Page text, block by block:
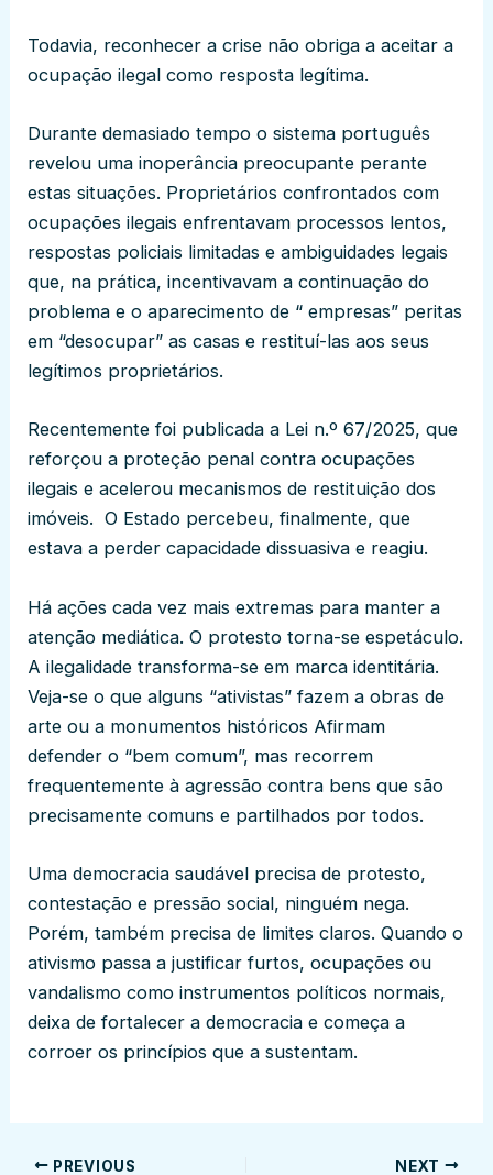
Todavia, reconhecer a crise não obriga a aceitar a
ocupação ilegal como resposta legítima.
Durante demasiado tempo o sistema português
revelou uma inoperância preocupante perante
estas situações. Proprietários confrontados com
ocupações ilegais enfrentavam processos lentos,
respostas policiais limitadas e ambiguidades legais
que, na prática, incentivavam a continuação do
problema e o aparecimento de “ empresas” peritas
em “desocupar” as casas e restituí-las aos seus
legítimos proprietários.
Recentemente foi publicada a Lei n.º 67/2025, que
reforçou a proteção penal contra ocupações
ilegais e acelerou mecanismos de restituição dos
imóveis. O Estado percebeu, finalmente, que
estava a perder capacidade dissuasiva e reagiu.
Há ações cada vez mais extremas para manter a
atenção mediática. O protesto torna-se espetáculo.
A ilegalidade transforma-se em marca identitária.
Veja-se o que alguns “ativistas” fazem a obras de
arte ou a monumentos históricos Afirmam
defender o “bem comum”, mas recorrem
frequentemente à agressão contra bens que são
precisamente comuns e partilhados por todos.
Uma democracia saudável precisa de protesto,
contestação e pressão social, ninguém nega.
Porém, também precisa de limites claros. Quando o
ativismo passa a justificar furtos, ocupações ou
vandalismo como instrumentos políticos normais,
deixa de fortalecer a democracia e começa a
corroer os princípios que a sustentam.
PREVIOUS NEXT